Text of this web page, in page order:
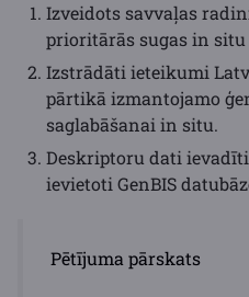
Izveidots savvaļas
prioritārās sugas in
Izstrādāti ieteikumi
pārtikā izmantojamo
saglabāšanai in situ.
Deskriptoru dati
ievietoti GenBIS
Pētījuma pārskats